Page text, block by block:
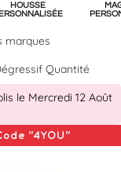
HOUSSE
marques
Quantité
le Mercredi 12 Août
"4YOU"